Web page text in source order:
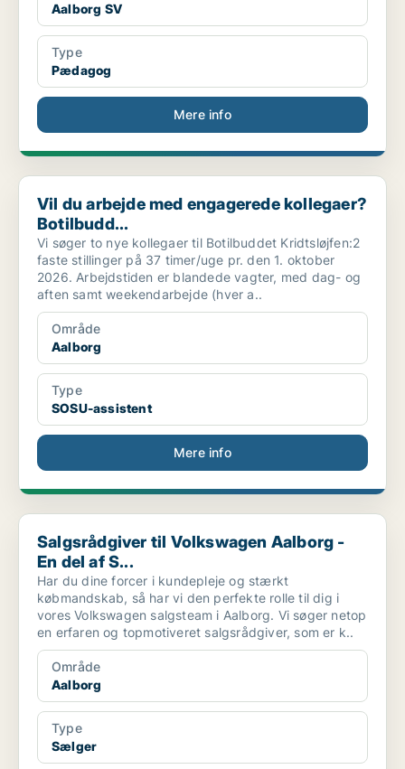
Aalborg SV
Type
Pædagog
Mere info
Vil du arbejde med engagerede kollegaer? Botilbudd...
Vil du arbejde med engagerede kollegaer?
Botilbudd...
Vi søger to nye kollegaer til Botilbuddet Kridtsløjfen:2
faste stillinger på 37 timer/uge pr. den 1. oktober
2026. Arbejdstiden er blandede vagter, med dag- og
aften samt weekendarbejde (hver a..
Område
Aalborg
Type
SOSU-assistent
Mere info
Salgsrådgiver til Volkswagen Aalborg - En del af S...
Salgsrådgiver til Volkswagen Aalborg -
En del af S...
Har du dine forcer i kundepleje og stærkt
købmandskab, så har vi den perfekte rolle til dig i
vores Volkswagen salgsteam i Aalborg. Vi søger netop
en erfaren og topmotiveret salgsrådgiver, som er k..
Område
Aalborg
Type
Sælger